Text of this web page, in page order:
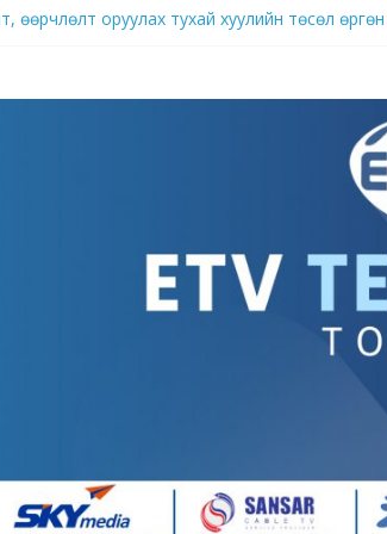
оруулах тухай хуулийн төсөл өргөн
импортыг орлох үйлдвэрлэлийг
ард иргэдийн аж амьдралыг гацаах